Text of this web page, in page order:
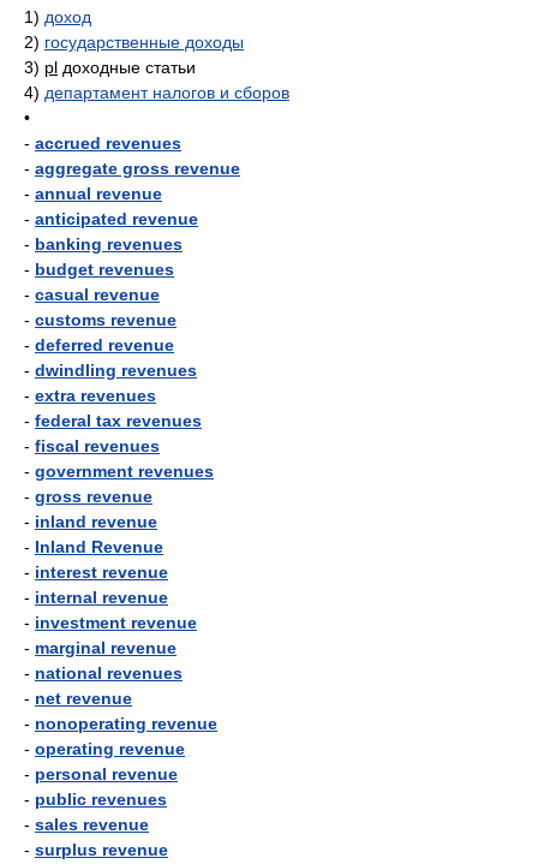
1) доход
2) государственные доходы
3) pl доходные статьи
4) департамент налогов и сборов
•
- accrued revenues
- aggregate gross revenue
- annual revenue
- anticipated revenue
- banking revenues
- budget revenues
- casual revenue
- customs revenue
- deferred revenue
- dwindling revenues
- extra revenues
- federal tax revenues
- fiscal revenues
- government revenues
- gross revenue
- inland revenue
- Inland Revenue
- interest revenue
- internal revenue
- investment revenue
- marginal revenue
- national revenues
- net revenue
- nonoperating revenue
- operating revenue
- personal revenue
- public revenues
- sales revenue
- surplus revenue